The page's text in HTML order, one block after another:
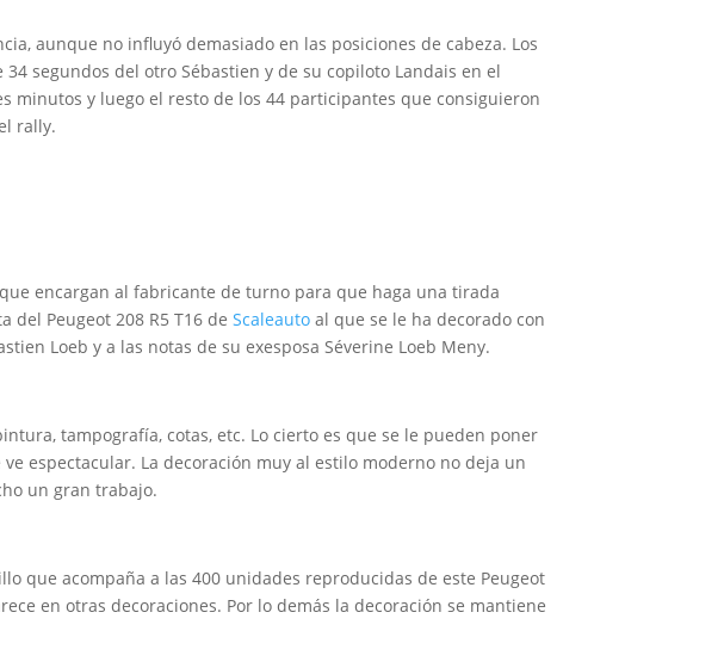
aunque no influyó demasiado en las posiciones de cabeza. Los
segundos del otro Sébastien y de su copiloto Landais en el
minutos y luego el resto de los 44 participantes que consiguieron
rally.
encargan al fabricante de turno para que haga una tirada
del Peugeot 208 R5 T16 deScaleauto al que se le ha decorado con
Loeb y a las notas de su exesposa Séverine Loeb Meny.
tampografía, cotas, etc. Lo cierto es que se le pueden poner
espectacular. La decoración muy al estilo moderno no deja un
un gran trabajo.
que acompaña a las 400 unidades reproducidas de este Peugeot
en otras decoraciones. Por lo demás la decoración se mantiene